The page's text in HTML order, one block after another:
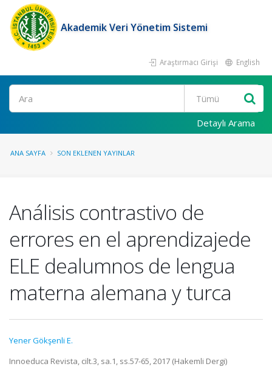
Akademik Veri Yönetim Sistemi
Araştırmacı Girişi English
Ara
Detaylı Arama
ANA SAYFA SON EKLENEN YAYINLAR
Análisis contrastivo de
errores en el aprendizajede
ELE dealumnos de lengua
materna alemana y turca
Yener Gökşenli E.
Innoeduca Revista, cilt.3, sa.1, ss.57-65, 2017 (Hakemli Dergi)